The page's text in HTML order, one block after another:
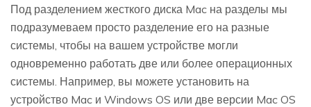
Под разделением жесткого диска Mac на разделы мы
подразумеваем просто разделение его на разные
системы, чтобы на вашем устройстве могли
одновременно работать две или более операционных
системы. Например, вы можете установить на
устройство Mac и Windows OS или две версии Mac OS